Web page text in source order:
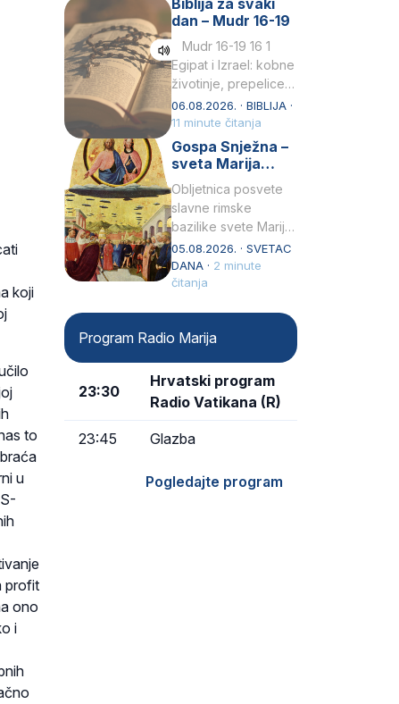
koji
to
u
profit
ono
i
Petar u svojoj
drugoj…
Biblija za svaki
dan – Mudr 16-19
Mudr 16-19 16 1
Egipat i Izrael: kobne
životinje, prepelice
Zato bijahu
primjereno kažnjeni
sličnim životinjamai
mučeni mnoštvom
06.08.2026. · BIBLIJA ·
11 minute čitanja
Gospa Snježna –
sveta Marija
Velika, zaštitnica
rimske bazilike
Obljetnica posvete
slavne rimske
bazilike svete Marije
Velike (Santa Maria
Maggiore) u narodu
se slavi kao Gospa
05.08.2026. · SVETAC
DANA · 2 minute
čitanja
Program Radio Marija
23:30
Hrvatski program
Radio Vatikana (R)
23:45 Glazba
Pogledajte program